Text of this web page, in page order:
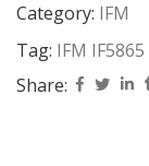
Category: IFM
Tag: IFM
Share: